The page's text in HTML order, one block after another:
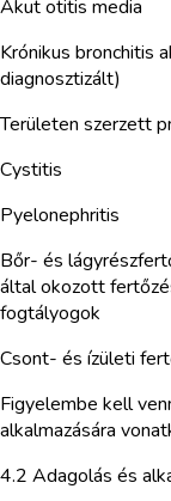
Akut otitis media
Krónikus bronchitis
diagnosztizált)
Területen szerzett
Cystitis
Pyelonephritis
Bőr- és
által okozott
fogtályogok
Csont- és ízületi
Figyelembe kell
alkalmazására
4.2 Adagolás és